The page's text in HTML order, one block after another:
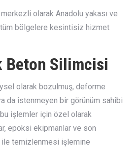
olarak Anadolu yakası ve
tüm bölgelere kesintisiz hizmet
Beton Silimcisi
olarak bozulmuş, deforme
da istenmeyen bir görünüm sahibi
işlemler için özel olarak
epoksi ekipmanlar ve son
temizlenmesi işlemine